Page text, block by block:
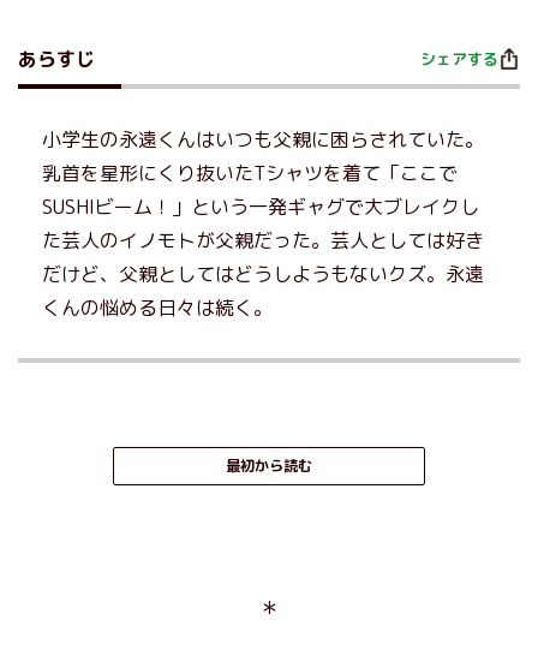
あらすじ シェアする
小学生の永遠くんはいつも父親に困らされていた。
乳首を星形にくり抜いたTシャツを着て「ここで
SUSHIビーム！」という一発ギャグで大ブレイクし
た芸人のイノモトが父親だった。芸人としては好き
だけど、父親としてはどうしようもないクズ。永遠
くんの悩める日々は続く。
最初から読む
＊